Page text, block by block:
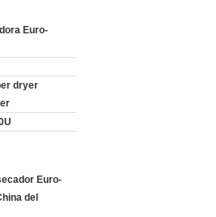
Euro-
dryer
Euro-
del